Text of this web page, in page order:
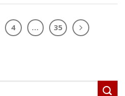
4 … 35